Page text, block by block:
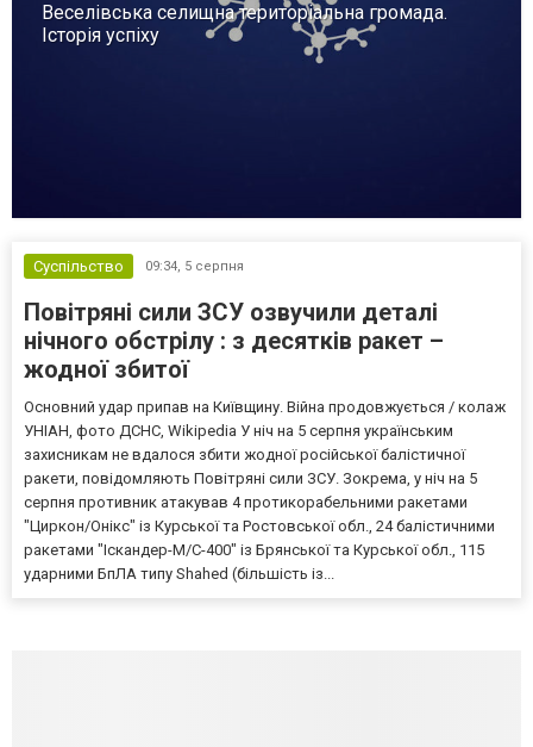
Веселівська селищна територіальна громада.
Історія успіху
Суспільство 09:34, 5 серпня
Повітряні сили ЗСУ озвучили деталі
нічного обстрілу : з десятків ракет –
жодної збитої
Основний удар припав на Київщину. Війна продовжується / колаж
УНІАН, фото ДСНС, Wikipedia У ніч на 5 серпня українським
захисникам не вдалося збити жодної російської балістичної
ракети, повідомляють Повітряні сили ЗСУ. Зокрема, у ніч на 5
серпня противник атакував 4 протикорабельними ракетами
"Циркон/Онікс" із Курської та Ростовської обл., 24 балістичними
ракетами "Іскандер-М/С-400" із Брянської та Курської обл., 115
ударними БпЛА типу Shahed (більшість із...